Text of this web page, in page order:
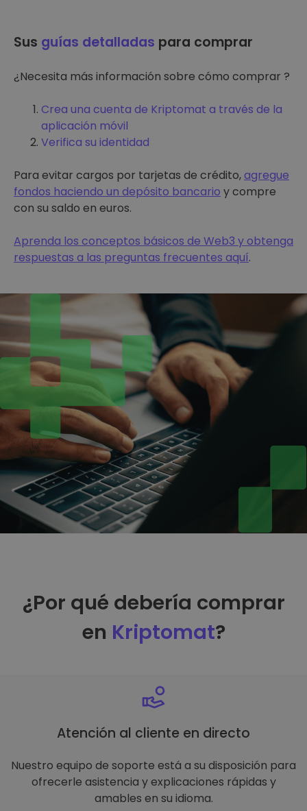
Sus guías detalladas para comprar
¿Necesita más información sobre cómo comprar ?
Crea una cuenta de Kriptomat a través de la
aplicación móvil
Verifica su identidad
Para evitar cargos por tarjetas de crédito,agregue
fondos haciendo un depósito bancario y compre
con su saldo en euros.
Aprenda los conceptos básicos de Web3 y obtenga
respuestas a las preguntas frecuentes aquí.
¿Por qué debería comprar
en Kriptomat?
Atención al cliente en directo
Nuestro equipo de soporte está a su disposición para
ofrecerle asistencia y explicaciones rápidas y
amables en su idioma.